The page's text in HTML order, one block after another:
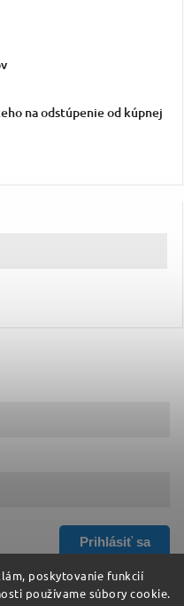
poskytovanie funkcií
používame súbory cookie.
na odstúpenie od kúpnej
Prihlásiť sa